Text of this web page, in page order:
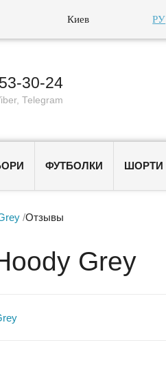
Киев РУ
30-24
Telegram
ФУТБОЛКИ ШОРТИ
/Отзывы
Grey